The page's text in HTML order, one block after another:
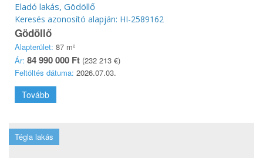
Eladó lakás, Gödöllő
Keresés azonosító alapján: HI-2589162
Gödöllő
Alapterület: 87 m²
Ár: 84 990 000 Ft (232 213 €)
Feltöltés dátuma: 2026.07.03.
Tovább
Tégla lakás